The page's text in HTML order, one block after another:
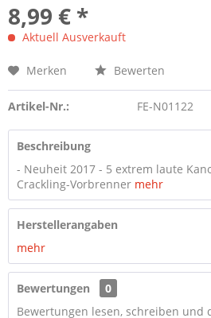
8,99 € *
Aktuell Ausverkauft
Merken Bewerten
Artikel-Nr.: FE-N01122
Beschreibung
- Neuheit 2017 - 5 extrem laute
Crackling-Vorbrenner mehr
Herstellerangaben
mehr
Bewertungen
0
Bewertungen lesen, schreiben und